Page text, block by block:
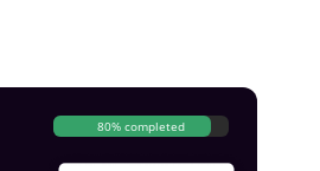
80% completed